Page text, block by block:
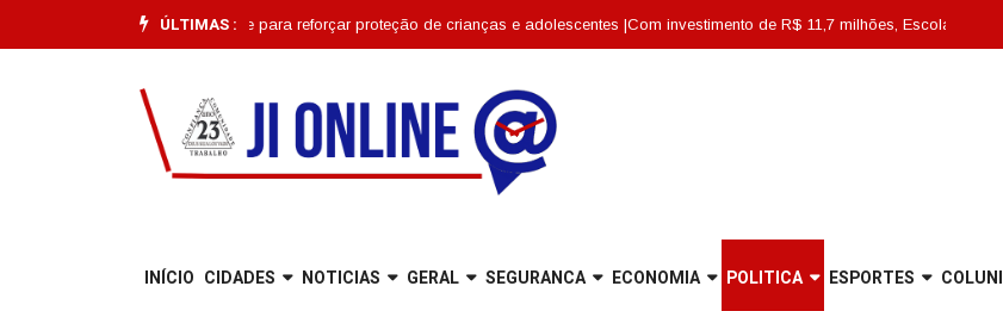
ÚLTIMAS :
em Joinville para reforçar proteção de crianças e adolescentes |Com investimento de R$ 11,7 milhões, Escola Abdon Baptista é
INÍCIO CIDADES NOTICIAS GERAL SEGURANCA ECONOMIA POLITICA ESPORTES